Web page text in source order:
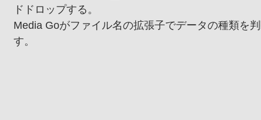
ドドロップする。
Media Goがファイル名の拡張子でデータの種類を
す。